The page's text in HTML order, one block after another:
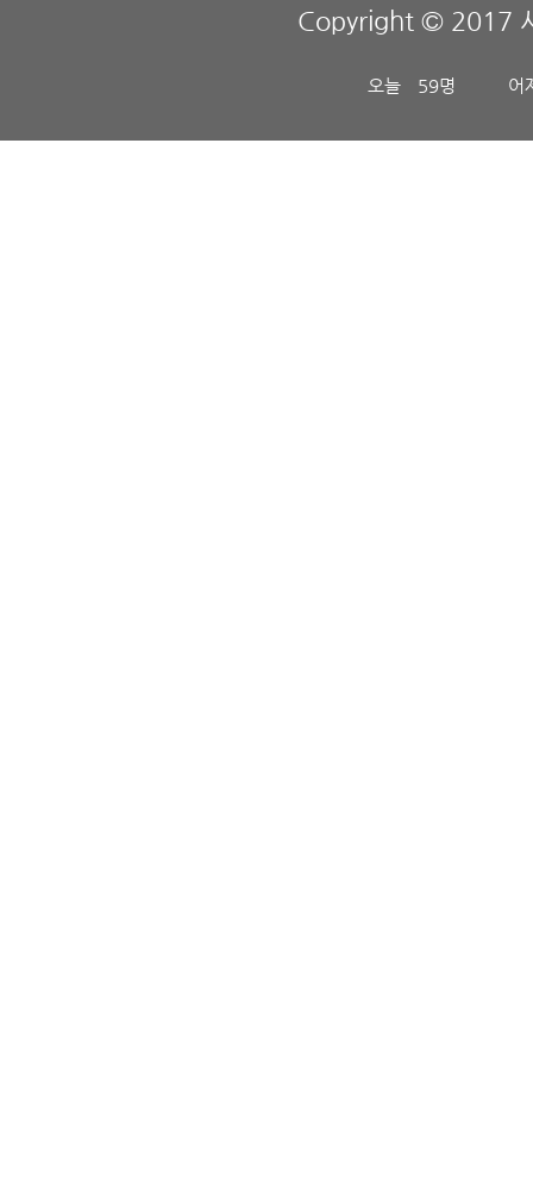
Copyright © 2017
오늘 59명 어